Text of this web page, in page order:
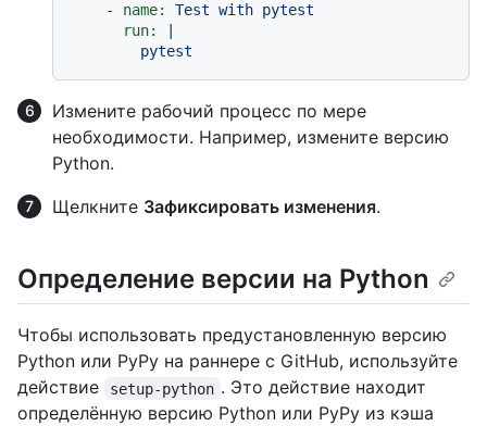
- name: Test with pytest
run:
Измените рабочий процесс по мере
необходимости. Например, измените версию
Python.
Щелкните Зафиксировать изменения.
Определение версии на Python
Чтобы использовать предустановленную версию
Python или PyPy на раннере с GitHub, используйте
действие
setup-python . Это действие находит
определённую версию Python или PyPy из кэша